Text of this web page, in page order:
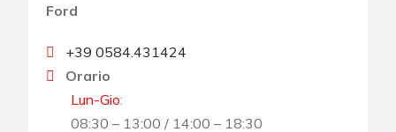
Ford
+39 0584.431424
Orario
Lun-Gio:
08:30 – 13:00 / 14:00 – 18:30